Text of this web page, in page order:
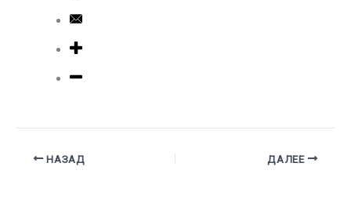
НАЗАД ДАЛЕЕ